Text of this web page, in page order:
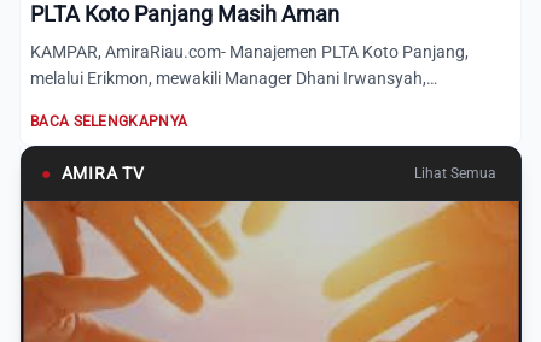
PLTA Koto Panjang Masih Aman
KAMPAR, AmiraRiau.com- Manajemen PLTA Koto Panjang,
melalui Erikmon, mewakili Manager Dhani Irwansyah,
BACA SELENGKAPNYA
● AMIRA TV Lihat Semua